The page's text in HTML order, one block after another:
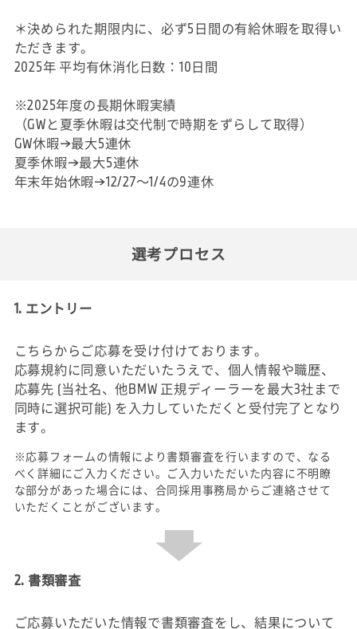
＊決められた期限内に、必ず5日間の有給休暇を取得い
ただきます。
2025年 平均有休消化日数：10日間
※2025年度の長期休暇実績
（GWと夏季休暇は交代制で時期をずらして取得）
GW休暇→最大5連休
夏季休暇→最大5連休
年末年始休暇→12/27～1/4の9連休
選考プロセス
1. エントリー
こちらからご応募を受け付けております。
応募規約に同意いただいたうえで、個人情報や職歴、
応募先 (当社名、他BMW 正規ディーラーを最大3社まで
同時に選択可能) を入力していただくと受付完了となり
ます。
※応募フォームの情報により書類審査を行いますので、なる
べく詳細にご入力ください。ご入力いただいた内容に不明瞭
な部分があった場合には、合同採用事務局からご連絡させて
いただくことがございます。
2. 書類審査
ご応募いただいた情報で書類審査をし、結果について